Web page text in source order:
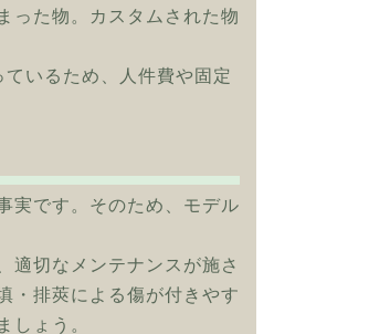
った物。カスタムされた物
いるため、人件費や固定
実です。そのため、モデル
適切なメンテナンスが施さ
・排莢による傷が付きやす
ょう。